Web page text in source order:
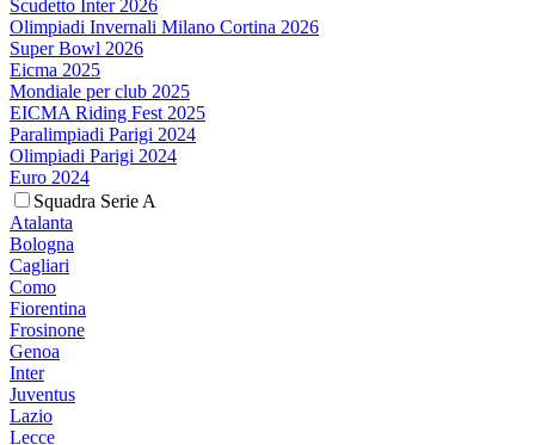
Scudetto Inter 2026
Olimpiadi Invernali Milano Cortina 2026
Super Bowl 2026
Eicma 2025
Mondiale per club 2025
EICMA Riding Fest 2025
Paralimpiadi Parigi 2024
Olimpiadi Parigi 2024
Euro 2024
Squadra Serie A
Atalanta
Bologna
Cagliari
Como
Fiorentina
Frosinone
Genoa
Inter
Juventus
Lazio
Lecce